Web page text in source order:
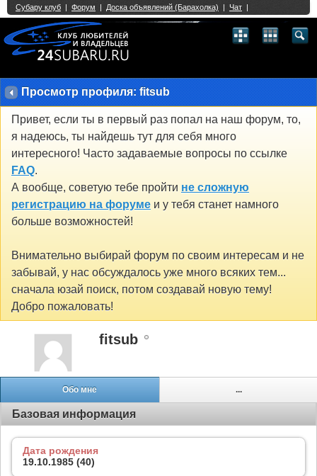
Просмотр профиля: fitsub
Привет, если ты в первый раз попал на наш форум, то,
я надеюсь, ты найдешь тут для себя много
интересного! Часто задаваемые вопросы по ссылке
FAQ.
А вообще, советую тебе пройти не сложную
регистрацию на форуме и у тебя станет намного
больше возможностей!
Внимательно выбирай форум по своим интересам и не
забывай, у нас обсуждалось уже много всяких тем...
сначала юзай поиск, потом создавай новую тему!
Добро пожаловать!
fitsub
Обо мне ...
Базовая информация
Дата рождения
19.10.1985 (40)
Single Sign On provided byvBSSO
2 3 4 5 6 7 8 9 10 11 12 13 21 22 23 24 25 26
27 28 29 30 31 32 33 40 41 42 43